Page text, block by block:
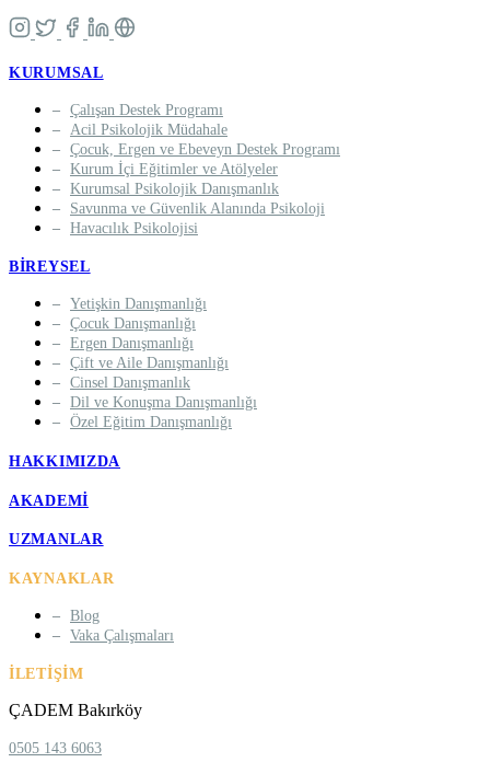
KURUMSAL
Çalışan Destek Programı
Acil Psikolojik Müdahale
Çocuk, Ergen ve Ebeveyn Destek Programı
Kurum İçi Eğitimler ve Atölyeler
Kurumsal Psikolojik Danışmanlık
Savunma ve Güvenlik Alanında Psikoloji
Havacılık Psikolojisi
BIREYSEL
Yetişkin Danışmanlığı
Çocuk Danışmanlığı
Ergen Danışmanlığı
Çift ve Aile Danışmanlığı
Cinsel Danışmanlık
Dil ve Konuşma Danışmanlığı
Özel Eğitim Danışmanlığı
HAKKIMIZDA
AKADEMI
UZMANLAR
KAYNAKLAR
Blog
Vaka Çalışmaları
İLETIŞIM
ÇADEM Bakırköy
0505 143 6063